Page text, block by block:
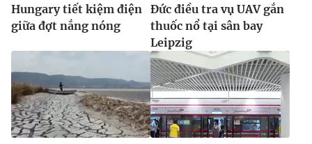
Hungary tiết kiệm điện
giữa đợt nắng nóng
Đức điều tra vụ UAV gắn
thuốc nổ tại sân bay
Leipzig